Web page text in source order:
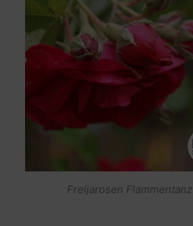
Freijarosen Flammentanz